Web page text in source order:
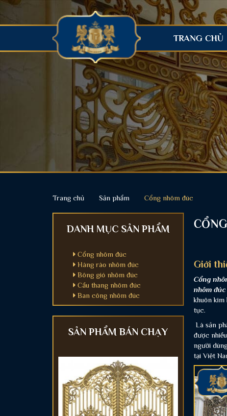
TRANG CHỦ
Trang chủ Sản phẩm Cổng nhôm đúc
Giới
Cổng
nhôm đúc
khuôn kim
tục.
Là sản
được
người
tại Việt
DANH MỤC SẢN PHẨM
Cổng nhôm đúc
Hàng rào nhôm đúc
Bông gió nhôm đúc
Cầu thang nhôm đúc
Ban công nhôm đúc
SẢN PHẨM BÁN CHẠY